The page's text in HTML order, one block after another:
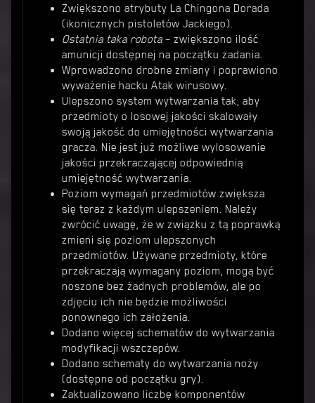
Zwiększono atrybuty La Chingona Dorada
(ikonicznych pistoletów Jackiego).
Ostatnia taka robota – zwiększono ilość
amunicji dostępnej na początku zadania.
Wprowadzono drobne zmiany i poprawiono
wyważenie hacku Atak wirusowy.
Ulepszono system wytwarzania tak, aby
przedmioty o losowej jakości skalowały
swoją jakość do umiejętności wytwarzania
gracza. Nie jest już możliwe wylosowanie
jakości przekraczającej odpowiednią
umiejętność wytwarzania.
Poziom wymagań przedmiotów zwiększa
się teraz z każdym ulepszeniem. Należy
zwrócić uwagę, że w związku z tą poprawką
zmieni się poziom ulepszonych
przedmiotów. Używane przedmioty, które
przekraczają wymagany poziom, mogą być
noszone bez żadnych problemów, ale po
zdjęciu ich nie będzie możliwości
ponownego ich założenia.
Dodano więcej schematów do wytwarzania
modyfikacji wszczepów.
Dodano schematy do wytwarzania noży
(dostępne od początku gry).
Zaktualizowano liczbę komponentów